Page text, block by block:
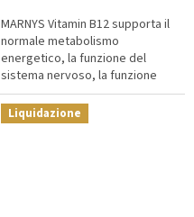
5,0
su
5
stelle.
MARNYS Vitamin B12 supporta il
normale metabolismo
energetico, la funzione del
sistema nervoso, la funzione
psicologica, la formazione dei
globuli rossi e la funzione del...
Liquidazione